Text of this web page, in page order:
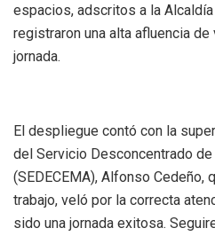
espacios, adscritos a la
registraron una alta afluencia
jornada.
El despliegue contó con la
del Servicio Desconcentrado
(SEDECEMA), Alfonso Cedeño,
trabajo, veló por la correcta
sido una jornada exitosa.